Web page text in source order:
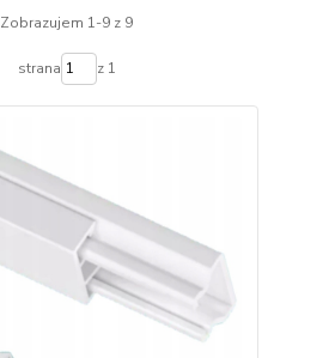
Zobrazujem 1-9 z 9
strana z 1